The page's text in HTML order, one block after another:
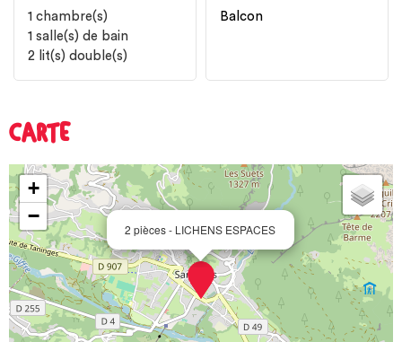
1 chambre(s)
1 salle(s) de bain
2 lit(s) double(s)
Balcon
CARTE
2 pièces - LICHENS ESPACES
+
−